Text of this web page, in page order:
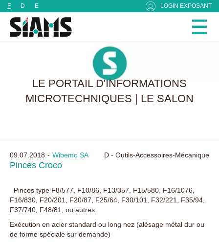
F D E LOGIN EXPOSANT
LE PORTAIL D'INFORMATIONS
MICROTECHNIQUES | LE SALON
09.07.2018 Wibemo SA D - Outils-Accessoires-Mécanique
Pinces Croco
Pinces type F8/577, F10/86, F13/357, F15/580, F16/1076,
F16/830, F20/201, F20/87, F25/64, F30/101, F32/221, F35/94,
F37/740, F48/81, ou autres.
Exécution en acier standard ou long nez (alésage métal dur ou
de forme spéciale sur demande)
Panneau de gestion des cookies